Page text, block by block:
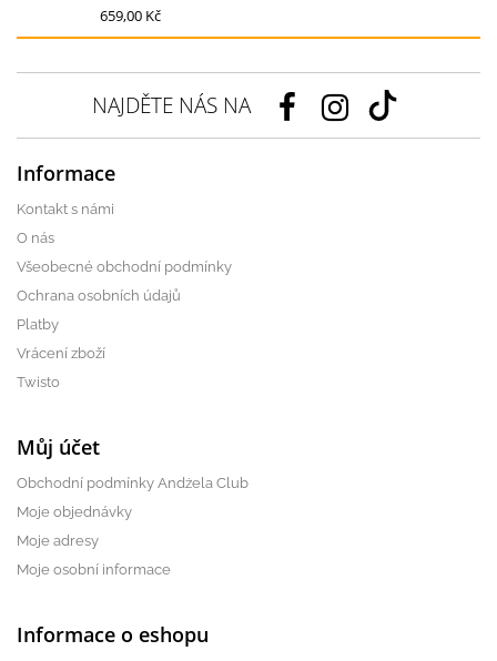
659,00 Kč
NAJDĚTE NÁS NA
Informace
Kontakt s námi
O nás
Všeobecné obchodní podmínky
Ochrana osobních údajů
Platby
Vrácení zboží
Twisto
Můj účet
Obchodní podmínky Andżela Club
Moje objednávky
Moje adresy
Moje osobní informace
Informace o eshopu